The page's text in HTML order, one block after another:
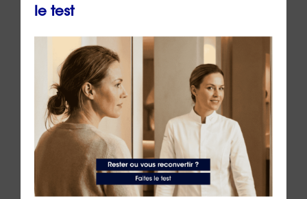
Procurez-vousLa Méthode 10/10
, le livre pour
perdre 10 kg et vivre 10 ans de plus !
Ce livre vous est proposé parORIENTACTION
le test